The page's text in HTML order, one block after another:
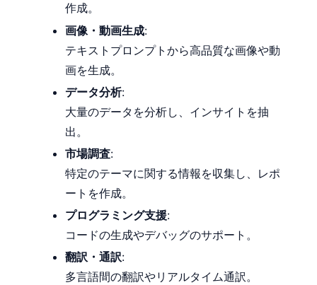
作成。
画像・動画生成:
テキストプロンプトから高品質な画像や動
画を生成。
データ分析:
大量のデータを分析し、インサイトを抽
出。
市場調査:
特定のテーマに関する情報を収集し、レポ
ートを作成。
プログラミング支援:
コードの生成やデバッグのサポート。
翻訳・通訳:
多言語間の翻訳やリアルタイム通訳。